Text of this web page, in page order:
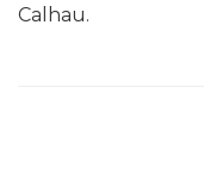
Calhau.